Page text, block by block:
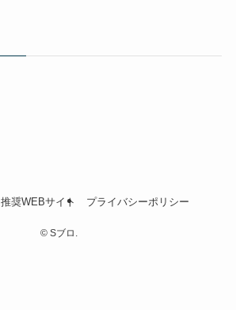
推奨WEBサイト プライバシーポリシー
©Sブロ.